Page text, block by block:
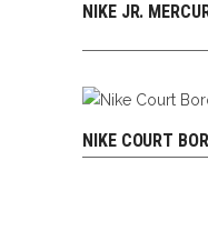
NIKE JR.
NIKE COURT